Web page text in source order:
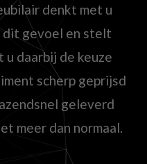
denkt met u
dit gevoel en stelt
u daarbij de keuze
scherp geprijsd
geleverd
meer dan normaal.